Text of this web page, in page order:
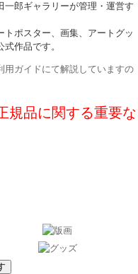
郎ギャラリーが管理・運営す
ポスター、画集、アートグッ
作品です。
用ガイドにて解説していますの
規品に関する重要な